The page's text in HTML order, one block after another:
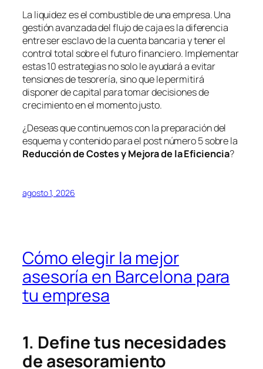
La liquidez es el combustible de una empresa. Una
gestión avanzada del flujo de caja es la diferencia
entre ser esclavo de la cuenta bancaria y tener el
control total sobre el futuro financiero. Implementar
estas 10 estrategias no solo le ayudará a evitar
tensiones de tesorería, sino que le permitirá
disponer de capital para tomar decisiones de
crecimiento en el momento justo.
¿Deseas que continuemos con la preparación del
esquema y contenido para el post número 5 sobre la
Reducción de Costes y Mejora de la Eficiencia?
agosto 1, 2026
Cómo elegir la mejor
asesoría en Barcelona para
tu empresa
1. Define tus necesidades
de asesoramiento